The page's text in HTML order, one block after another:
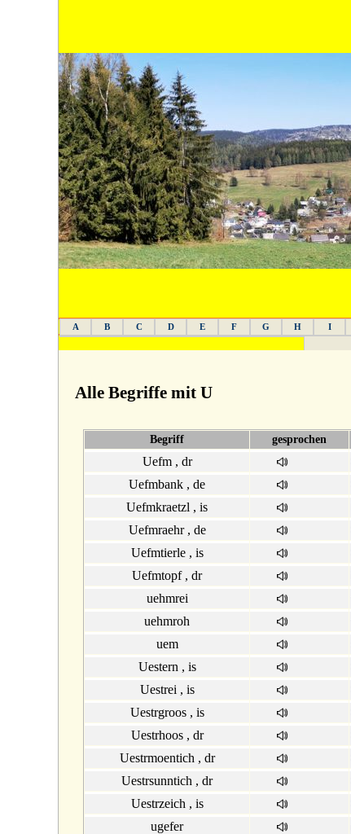
A B C D E F G H I
Alle Begriffe mit U
Begriff gesprochen
Uefm , dr
Uefmbank , de
Uefmkraetzl , is
Uefmraehr , de
Uefmtierle , is
Uefmtopf , dr
uehmrei
uehmroh
uem
Uestern , is
Uestrei , is
Uestrgroos , is
Uestrhoos , dr
Uestrmoentich , dr
Uestrsunntich , dr
Uestrzeich , is
ugefer